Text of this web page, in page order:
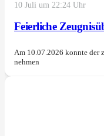
10 Juli um 22:24 Uhr
Feierliche
Am 10.07.2026 konnte der
nehmen